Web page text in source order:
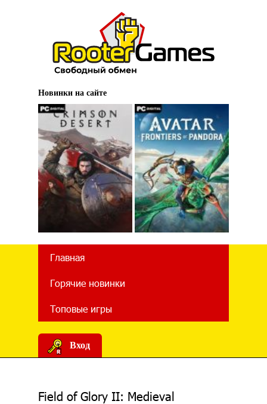
Новинки на сайте
Главная
Горячие новинки
Топовые игры
Вход
Field of Glory II: Medieval